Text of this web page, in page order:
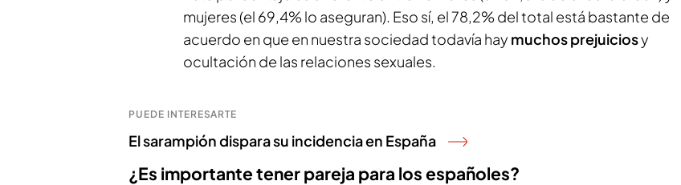
mujeres (el 69,4% lo aseguran). Eso sí, el 78,2% del total está bastante de
acuerdo en que en nuestra sociedad todavía hay muchos prejuiciosy
ocultación de las relaciones sexuales.
PUEDE INTERESARTE
El sarampión dispara su incidencia en España
¿Es importante tener pareja para los españoles?